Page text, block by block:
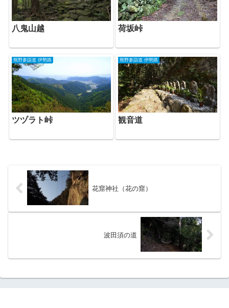
八鬼山越 荷坂峠
熊野参詣道 伊勢路
ツヅラト峠
熊野参詣道 伊勢路
観音道
花窟神社（花の窟）
波田須の道